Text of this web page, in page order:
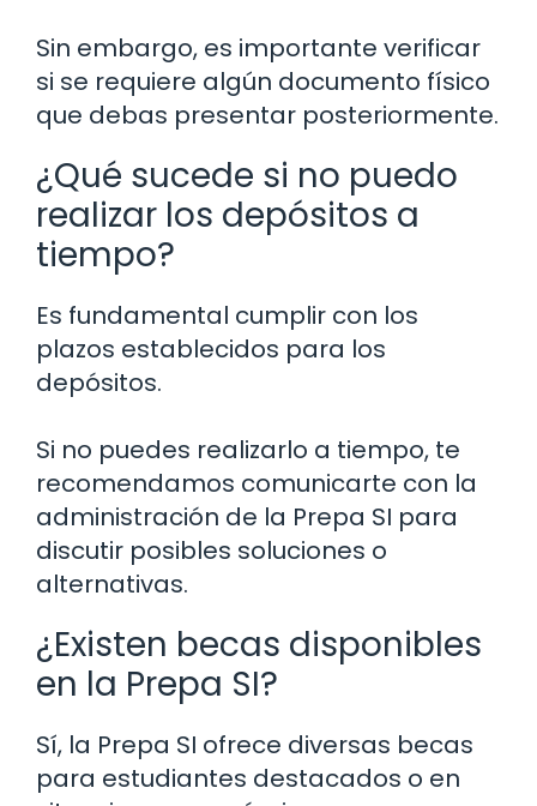
Sin embargo, es importante verificar
si se requiere algún documento físico
que debas presentar posteriormente.
¿Qué sucede si no puedo
realizar los depósitos a
tiempo?
Es fundamental cumplir con los
plazos establecidos para los
depósitos.
Si no puedes realizarlo a tiempo, te
recomendamos comunicarte con la
administración de la Prepa SI para
discutir posibles soluciones o
alternativas.
¿Existen becas disponibles
en la Prepa SI?
Sí, la Prepa SI ofrece diversas becas
para estudiantes destacados o en